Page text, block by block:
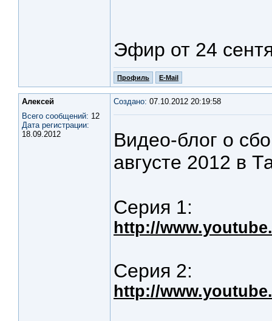
Эфир от 24
Профиль E-Mail
Алексей
Всего сообщений: 12
Дата регистрации:
18.09.2012
Создано: 07.10.2012 20:19:58
Видео-блог о
августе 2012 в
Серия 1:
http://
Серия 2:
http://